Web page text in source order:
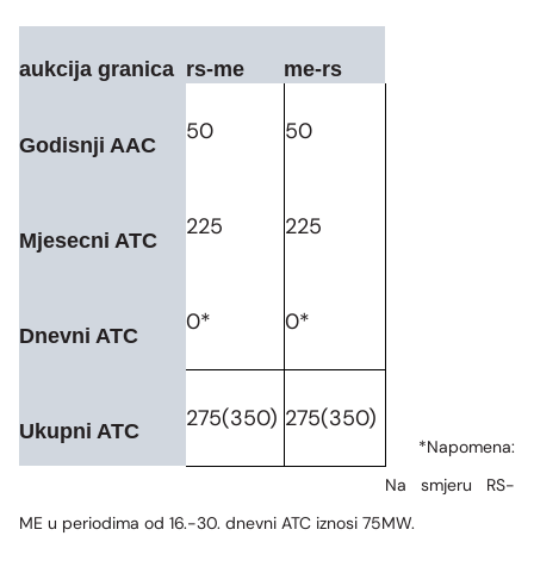
System development
aukcija granica rs-me me-rs
Godisnji AAC 50 50
Mjesecni ATC 225 225
Dnevni ATC 0* 0*
Ukupni ATC 275(350) 275(350)
*Napomena:
Na smjeru RS-
ME u periodima od 16.-30. dnevni ATC iznosi 75MW.